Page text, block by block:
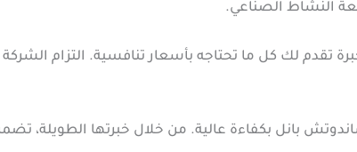
النشاط الصناعي.
تقدم لك كل ما تحتاجه بأسعار تنافسية. التزام الشركة
بانل بكفاءة عالية. من خلال خبرتها الطويلة،